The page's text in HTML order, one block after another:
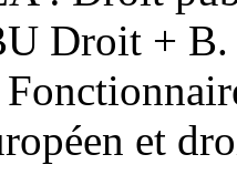
Droit + B.
et